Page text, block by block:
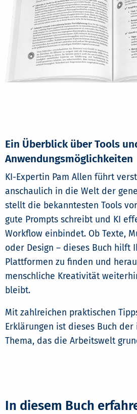
Ein Überblick über Tools
Anwendungsmöglichkeiten
KI-Expertin Pam Allen führt
anschaulich in die Welt der
stellt die bekanntesten Tools
gute Prompts schreibt und KI
Workflow einbindet. Ob Texte,
oder Design – dieses Buch hilft
Plattformen zu finden und
menschliche Kreativität
bleibt.
Mit zahlreichen praktischen
Erklärungen ist dieses Buch
Thema, das die Arbeitswelt
In diesem Buch